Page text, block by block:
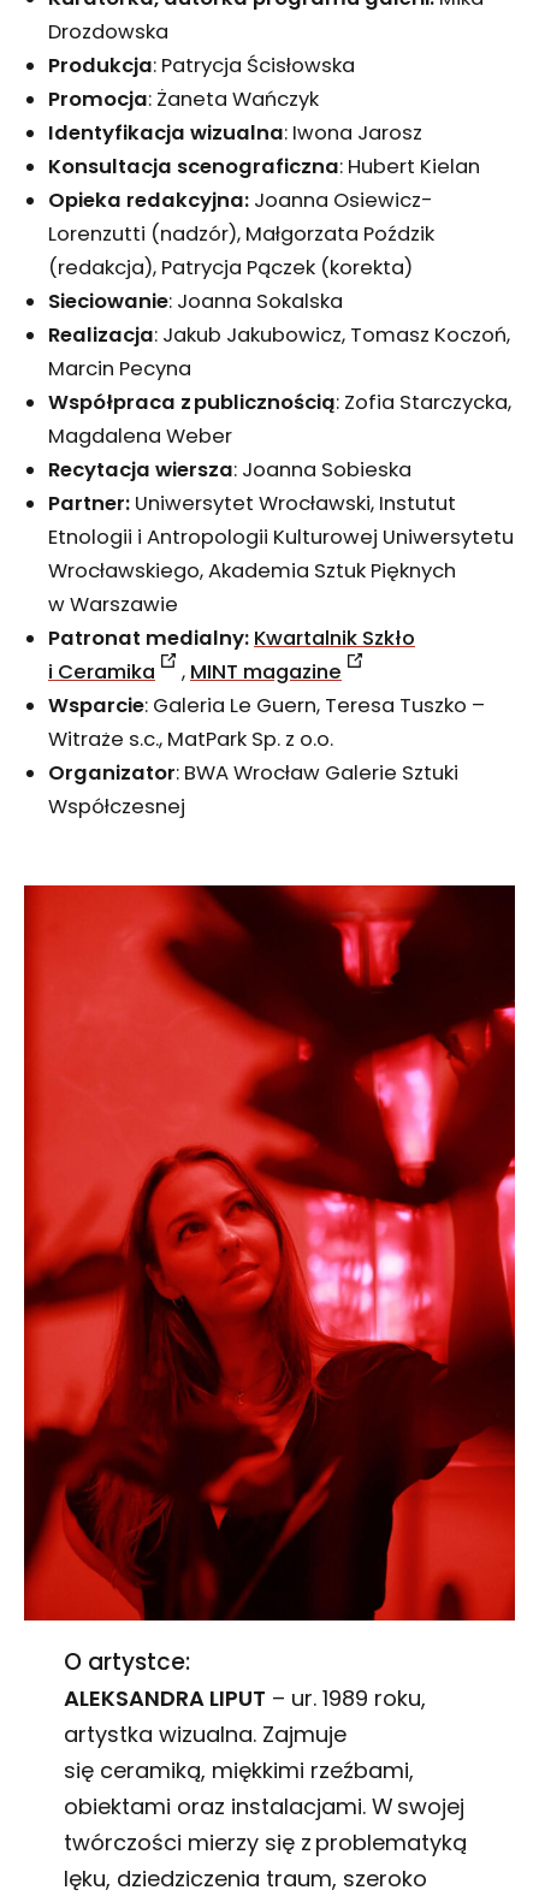
Drozdowska
Produkcja: Patrycja Ścisłowska
Promocja: Żaneta Wańczyk
Identyfikacja wizualna: Iwona Jarosz
Konsultacja scenograficzna: Hubert Kielan
Opieka redakcyjna: Joanna Osiewicz-
Lorenzutti (nadzór), Małgorzata Poździk
(redakcja), Patrycja Pączek (korekta)
Sieciowanie: Joanna Sokalska
Realizacja: Jakub Jakubowicz, Tomasz Koczoń,
Marcin Pecyna
Współpraca z publicznością: Zofia Starczycka,
Magdalena Weber
Recytacja wiersza: Joanna Sobieska
Partner: Uniwersytet Wrocławski, Instutut
Etnologii i Antropologii Kulturowej Uniwersytetu
Wrocławskiego, Akademia Sztuk Pięknych
w Warszawie
Patronat medialny: Kwartalnik Szkło
i Ceramika
, MINT magazine
Wsparcie: Galeria Le Guern, Teresa Tuszko –
Witraże s.c., MatPark Sp. z o.o.
Organizator: BWA Wrocław Galerie Sztuki
Współczesnej
O artystce:
ALEKSANDRA LIPUT – ur. 1989 roku,
artystka wizualna. Zajmuje
się ceramiką, miękkimi rzeźbami,
obiektami oraz instalacjami. W swojej
twórczości mierzy się z problematyką
lęku, dziedziczenia traum, szeroko